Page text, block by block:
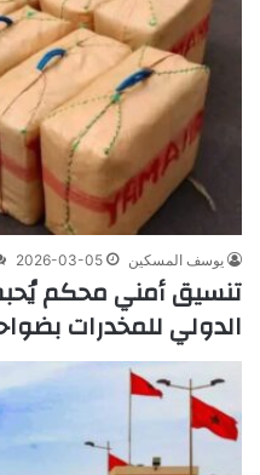
يوسف المسكين 2026-03-05
تنسيق أمني محكم
الدولي للمخدرات